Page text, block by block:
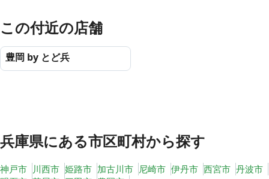
この付近の店舗
豊岡 by とど兵
兵庫県にある市区町村から探す
神戸市 川西市 姫路市 加古川市 尼崎市 伊丹市 西宮市 丹波市